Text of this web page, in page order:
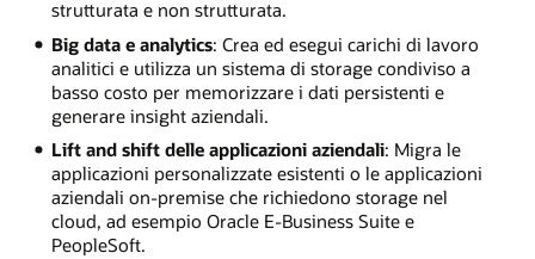
strutturata e non strutturata.
Big data e analytics: Crea ed esegui carichi di lavoro
analitici e utilizza un sistema di storage condiviso a
basso costo per memorizzare i dati persistenti e
generare insight aziendali.
Lift and shift delle applicazioni aziendali: Migra le
applicazioni personalizzate esistenti o le applicazioni
aziendali on-premise che richiedono storage nel
cloud, ad esempio Oracle E-Business Suite e
PeopleSoft.